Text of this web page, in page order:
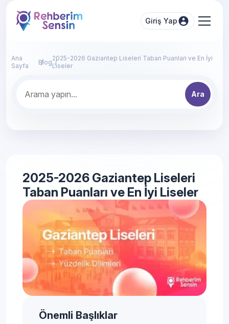
Giriş Yap
Ana
Sayfa
Blog2025-2026 Gaziantep Liseleri Taban Puanları ve En İyi
Liseler
Ara
2025-2026 Gaziantep Liseleri
Taban Puanları ve En İyi Liseler
Önemli Başlıklar